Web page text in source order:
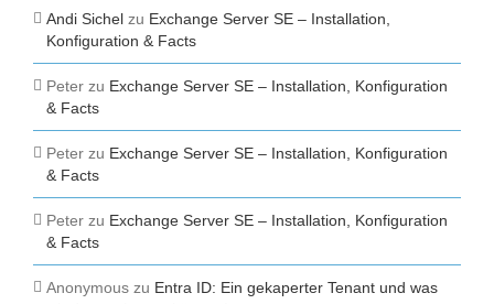
Andi Sichel zu Exchange Server SE – Installation,
Konfiguration & Facts
Peter zu Exchange Server SE – Installation, Konfiguration
& Facts
Peter zu Exchange Server SE – Installation, Konfiguration
& Facts
Peter zu Exchange Server SE – Installation, Konfiguration
& Facts
Anonymous zu Entra ID: Ein gekaperter Tenant und was